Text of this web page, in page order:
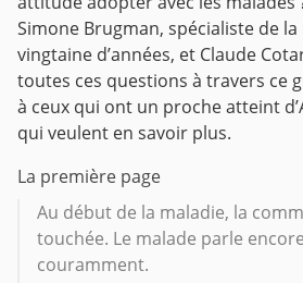
Simone Brugman, spécialiste de
vingtaine d’années, et Claude
toutes ces questions à travers ce
à ceux qui ont un proche atteint
qui veulent en savoir plus.
La première page
Au début de la maladie, la
touchée. Le malade parle
couramment.